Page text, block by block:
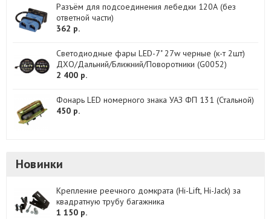
Разъём для подсоединения лебедки 120А (без
ответной части)
362 р.
Светодиодные фары LED-7" 27w черные (к-т 2шт)
ДХО/Дальний/Ближний/Поворотники (G0052)
2 400 р.
Фонарь LED номерного знака УАЗ ФП 131 (Стальной)
450 р.
Новинки
Крепление реечного домкрата (Hi-Lift, Hi-Jack) за
квадратную трубу багажника
1 150 р.